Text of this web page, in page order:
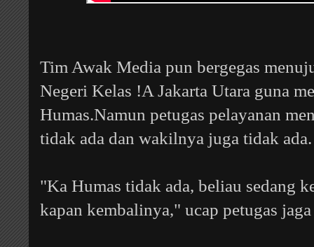
Tim Awak Media pun bergegas
Negeri Kelas !A Jakarta Utara guna
Humas.Namun petugas pelayanan
tidak ada dan wakilnya juga tidak ada.
"Ka Humas tidak ada, beliau sedang
kapan kembalinya," ucap petugas